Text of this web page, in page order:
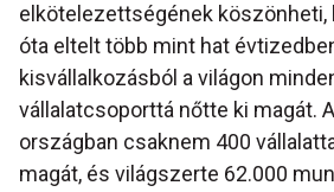
elkötelezettségének köszönheti,
óta eltelt több mint hat
kisvállalkozásból a világon
vállalatcsoporttá nőtte ki magát.
országban csaknem 400
magát, és világszerte 62.000